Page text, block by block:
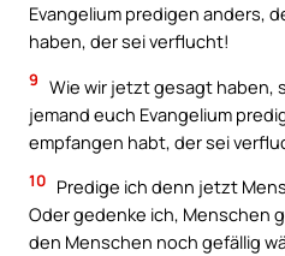
Evangelium predigen anders,
haben, der sei verflucht!
9 Wie wir jetzt gesagt haben,
jemand euch Evangelium
empfangen habt, der sei
10 Predige ich denn jetzt
Oder gedenke ich, Menschen
den Menschen noch gefällig